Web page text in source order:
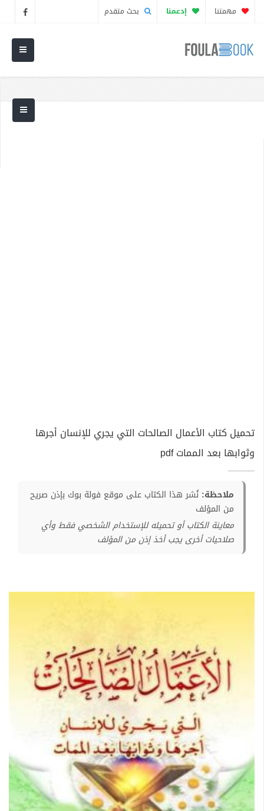
مهمتنا إدعمنا بحث متقدم
تحميل كتاب الأعمال الصالحات التي يجري للإنسان أجرها
وثوابها بعد الممات pdf
ملاحظة: نُشر هذا الكتاب على موقع فولة بوك بإذن صريح
من المؤلف
معاينة الكتاب أو تحميله للإستخدام الشخصي فقط وأي
صلاحيات أخرى يجب أخذ إذن من المؤلف